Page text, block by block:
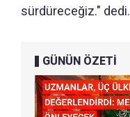
sürdüreceğiz." dedi.
GÜNÜN ÖZETİ